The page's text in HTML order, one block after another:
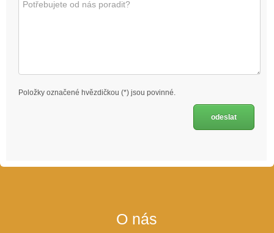
Položky označené hvězdičkou (*) jsou povinné.
O nás